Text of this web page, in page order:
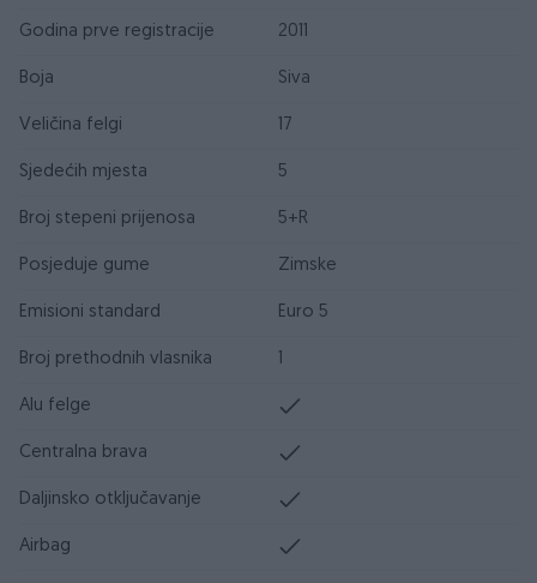
Godina prve registracije 2011
Boja Siva
Veličina felgi 17
Sjedećih mjesta 5
Broj stepeni prijenosa 5+R
Posjeduje gume Zimske
Emisioni standard Euro 5
Broj prethodnih vlasnika 1
Alu felge
Centralna brava
Daljinsko otključavanje
Airbag